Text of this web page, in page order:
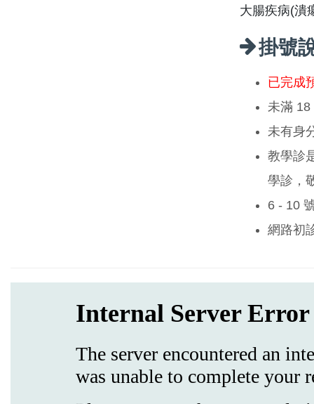
大腸疾病(潰
掛號
已完成
未滿 18
未有身
教學診
學診，
6 - 10
網路初